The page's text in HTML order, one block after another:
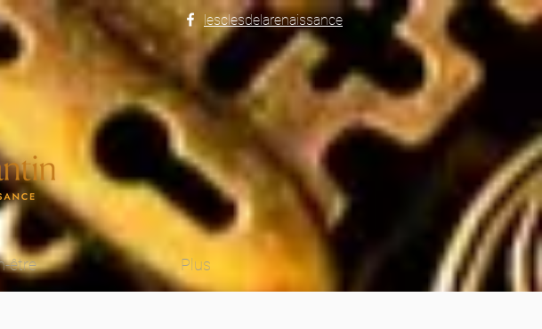
lesclesdelarenaissance
être Plus